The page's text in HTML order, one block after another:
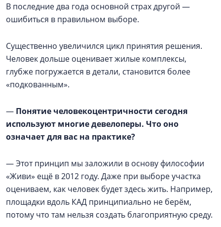
В последние два года основной страх другой —
ошибиться в правильном выборе.
Существенно увеличился цикл принятия решения.
Человек дольше оценивает жилые комплексы,
глубже погружается в детали, становится более
«подкованным».
— Понятие человекоцентричности сегодня
используют многие девелоперы. Что оно
означает для вас на практике?
— Этот принцип мы заложили в основу философии
«Живи» ещё в 2012 году. Даже при выборе участка
оцениваем, как человек будет здесь жить. Например,
площадки вдоль КАД принципиально не берём,
потому что там нельзя создать благоприятную среду.